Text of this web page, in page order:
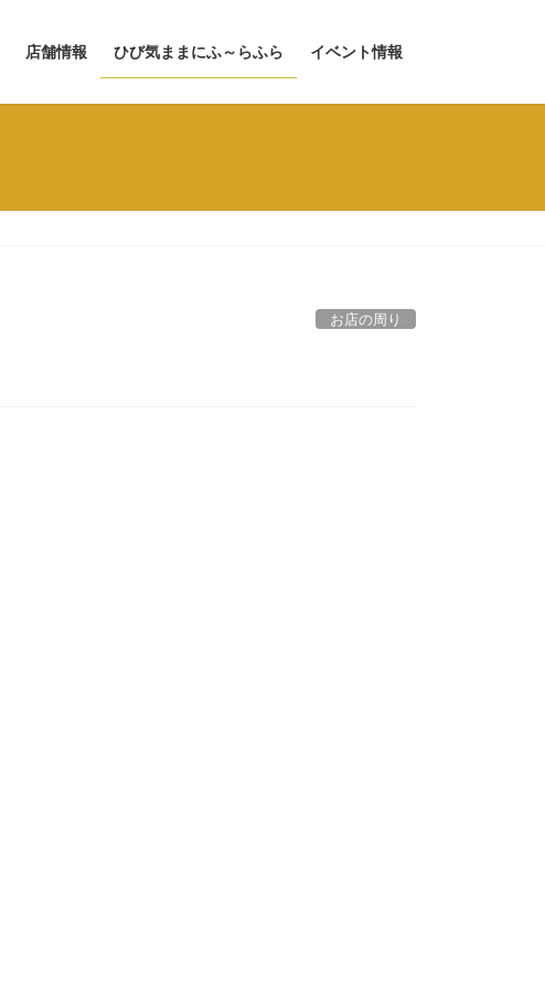
店舗情報 ひび気ままにふ～らふら イベント情報
お店の周り